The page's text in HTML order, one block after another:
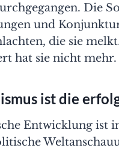
Die
und
die sie
hat sie nicht mehr.
ist die
Entwicklung ist